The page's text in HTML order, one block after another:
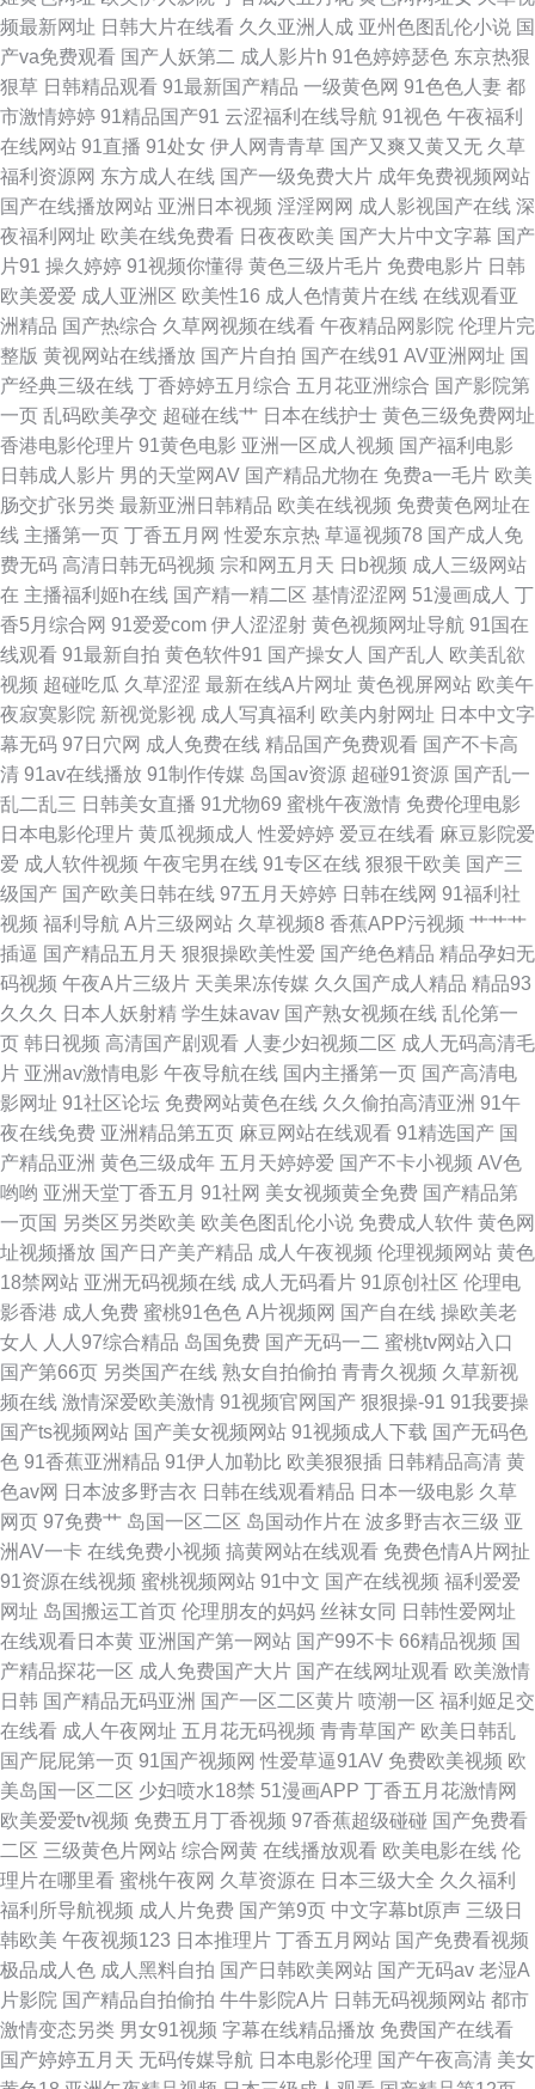
利合集在线 欧美性爱网址 91麻豆蜜桃人妻 久草韩日WWW 91超碰人人艹 大
香蕉伊重 四虎电影院 99青青热re 东京热大香蕉av 91传媒视频网站 蜜桃入口
91狠狠综合链 国产福利AV网站 91AV免费在线 福利影院你懂的 五月天在线
不卡 97护士超碰在线 91禽我视频免费在线观看 91福利姬综合网址 中文字幕
的91 欧美日韩七区 91系列在线观看 91AV社区 欧美色图婷婷五月天 黄色网
入口站链接 91免费在线观看网页 乱轮天堂 91免费小网站 日韩亚洲精品在线
91资源总站在线观看 91官方在线免费在线观看 欧美变态bdsm 91豆花视频
永久 殴美性生话 91快播视频在线观看 欧美性爱在线观看网站 www久久国产
偷拍99热 精品人妻久久精品人妻 日韩V欧美 成人午夜福利视频 91pron福利
国产91aV福利电影 国产黑丝后入 亚洲天堂三级片 草黑丝大香蕉 91性爱视频
91在线鲁 久久精品91 成人性爱网在线 狠狠操人人操91 韩国精品一级AV 男
人色情天堂 精品国产自产拍在线观 91探花 麻豆探花 99精品在线观看 三级黄
色在线视频 久久di 福利国产熟女 影音先锋在线色情91 夜晚男人资源 先锋影
音在线a资源色 一区一二一区一二一 91超碰熟女自慰 91视频免费首页 日韩
精品N区 福利姬com 四虎sp 国产ts伪娘资源网站 午夜福利合集92 久久精产
品 av伊人久久青草 天堂色情网 大香蕉9久1 wwwav男人天堂 伪娘色情 99主
播福利视频 日本不卡毛片五 成人性爱网在线 香蕉玖玖 www黄瓜视频 日本不
卡视频 91美女小视频 久草精品资源站 超碰91在线成人电影 亚洲男人天堂手
机版 草草浮力剧院 日韩久久精品 97福利导航在线 日韩导航 91在线综合观看
伊人大香蕉AV网站 国产丝袜自拍 91官方传媒免费线观看 蜜桃视频免费福利
91海外视频免费观看 老司机福利影城 91豆花视频网址 国产日韩亚洲另类 岛
国三级网站在线播放 国产微拍17C 亚洲天堂色
频最新网址 日韩大片在线看 久久亚洲人成 亚州色图乱伦小说 国
产va免费观看 国产人妖第二 成人影片h 91色婷婷瑟色 东京热狠
狠草 日韩精品观看 91最新国产精品 一级黄色网 91色色人妻 都
市激情婷婷 91精品国产91 云涩福利在线导航 91视色 午夜福利
在线网站 91直播 91处女 伊人网青青草 国产又爽又黄又无 久草
福利资源网 东方成人在线 国产一级免费大片 成年免费视频网站
国产在线播放网站 亚洲日本视频 淫淫网网 成人影视国产在线 深
夜福利网址 欧美在线免费看 日夜夜欧美 国产大片中文字幕 国产
片91 操久婷婷 91视频你懂得 黄色三级片毛片 免费电影片 日韩
欧美爱爱 成人亚洲区 欧美性16 成人色情黄片在线 在线观看亚
洲精品 国产热综合 久草网视频在线看 午夜精品网影院 伦理片完
整版 黄视网站在线播放 国产片自拍 国产在线91 AV亚洲网址 国
产经典三级在线 丁香婷婷五月综合 五月花亚洲综合 国产影院第
一页 乱码欧美孕交 超碰在线艹 日本在线护士 黄色三级免费网址
香港电影伦理片 91黄色电影 亚洲一区成人视频 国产福利电影
日韩成人影片 男的天堂网AV 国产精品尤物在 免费a一毛片 欧美
肠交扩张另类 最新亚洲日韩精品 欧美在线视频 免费黄色网址在
线 主播第一页 丁香五月网 性爱东京热 草逼视频78 国产成人免
费无码 高清日韩无码视频 宗和网五月天 日b视频 成人三级网站
在 主播福利姬h在线 国产精一精二区 基情涩涩网 51漫画成人 丁
香5月综合网 91爱爱com 伊人涩涩射 黄色视频网址导航 91国在
线观看 91最新自拍 黄色软件91 国产操女人 国产乱人 欧美乱欲
视频 超碰吃瓜 久草涩涩 最新在线A片网址 黄色视屏网站 欧美午
夜寂寞影院 新视觉影视 成人写真福利 欧美内射网址 日本中文字
幕无码 97日穴网 成人免费在线 精品国产免费观看 国产不卡高
清 91av在线播放 91制作传媒 岛国av资源 超碰91资源 国产乱一
乱二乱三 日韩美女直播 91尤物69 蜜桃午夜激情 免费伦理电影
日本电影伦理片 黄瓜视频成人 性爱婷婷 爱豆在线看 麻豆影院爱
爱 成人软件视频 午夜宅男在线 91专区在线 狠狠干欧美 国产三
级国产 国产欧美日韩在线 97五月天婷婷 日韩在线网 91福利社
视频 福利导航 A片三级网站 久草视频8 香蕉APP污视频 艹艹艹
插逼 国产精品五月天 狠狠操欧美性爱 国产绝色精品 精品孕妇无
码视频 午夜A片三级片 天美果冻传媒 久久国产成人精品 精品93
久久久
日本人妖射精 学生妹avav 国产熟女视频在线 乱伦第一
页 韩日视频 高清国产剧观看 人妻少妇视频二区 成人无码高清毛
片 亚洲av激情电影 午夜导航在线 国内主播第一页 国产高清电
影网址 91社区论坛 免费网站黄色在线 久久偷拍高清亚洲 91午
夜在线免费 亚洲精品第五页 麻豆网站在线观看 91精选国产 国
产精品亚洲 黄色三级成年 五月天婷婷爱 国产不卡小视频 AV色
哟哟 亚洲天堂丁香五月 91社网 美女视频黄全免费 国产精品第
一页国 另类区另类欧美 欧美色图乱伦小说 免费成人软件 黄色网
址视频播放 国产日产美产精品 成人午夜视频 伦理视频网站 黄色
18禁网站 亚洲无码视频在线 成人无码看片 91原创社区 伦理电
影香港 成人免费 蜜桃91色色 A片视频网 国产自在线 操欧美老
女人
人人97综合精品 岛国免费 国产无码一二 蜜桃tv网站入口
国产第66页 另类国产在线 熟女自拍偷拍 青青久视频 久草新视
频在线 激情深爱欧美激情 91视频官网国产 狠狠操-91 91我要操
国产ts视频网站 国产美女视频网站 91视频成人下载 国产无码色
色 91香蕉亚洲精品 91伊人加勒比 欧美狠狠插 日韩精品高清 黄
色av网 日本波多野吉衣 日韩在线观看精品 日本一级电影 久草
网页 97免费艹 岛国一区二区 岛国动作片在 波多野吉衣三级 亚
洲AV一卡 在线免费小视频 搞黄网站在线观看 免费色情A片网扯
91资源在线视频 蜜桃视频网站 91中文 国产在线视频 福利爱爱
网址 岛国搬运工首页 伦理朋友的妈妈 丝袜女同 日韩性爱网址
在线观看日本黄 亚洲国产第一网站 国产99不卡 66精品视频 国
产精品探花一区 成人免费国产大片 国产在线网址观看 欧美激情
日韩 国产精品无码亚洲 国产一区二区黄片 喷潮一区 福利姬足交
在线看 成人午夜网址 五月花无码视频 青青草国产 欧美日韩乱
国产屁屁第一页 91国产视频网 性爱草逼91AV 免费欧美视频 欧
美岛国一区二区 少妇喷水18禁 51漫画APP 丁香五月花激情网
欧美爱爱tv视频 免费五月丁香视频 97香蕉超级碰碰 国产免费看
二区 三级黄色片网站 综合网黄 在线播放观看 欧美电影在线 伦
理片在哪里看 蜜桃午夜网 久草资源在 日本三级大全 久久福利
福利所导航视频 成人片免费 国产第9页 中文字幕bt原声 三级日
韩欧美 午夜视频123 日本推理片 丁香五月网站 国产免费看视频
极品成人色 成人黑料自拍 国产日韩欧美网站 国产无码av 老湿A
片影院 国产精品自拍偷拍 牛牛影院A片 日韩无码视频网站 都市
激情变态另类 男女91视频 字幕在线精品播放 免费国产在线看
国产婷婷五月天 无码传媒导航 日本电影伦理 国产午夜高清 美女